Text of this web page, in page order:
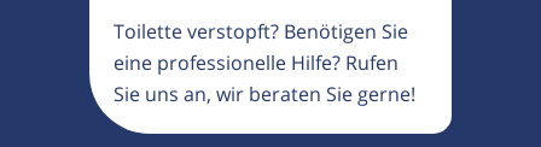
Toilette verstopft? Benötigen Sie
eine professionelle Hilfe? Rufen
Sie uns an, wir beraten Sie gerne!